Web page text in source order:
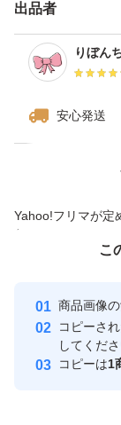
出品者
りぼん
安心発送
Yahoo!フリマが定
付与しています
安心取引出品者
取引実績
価格
こ
商品画像の
コピーさ
してくだ
コピーは1
この商品をみて